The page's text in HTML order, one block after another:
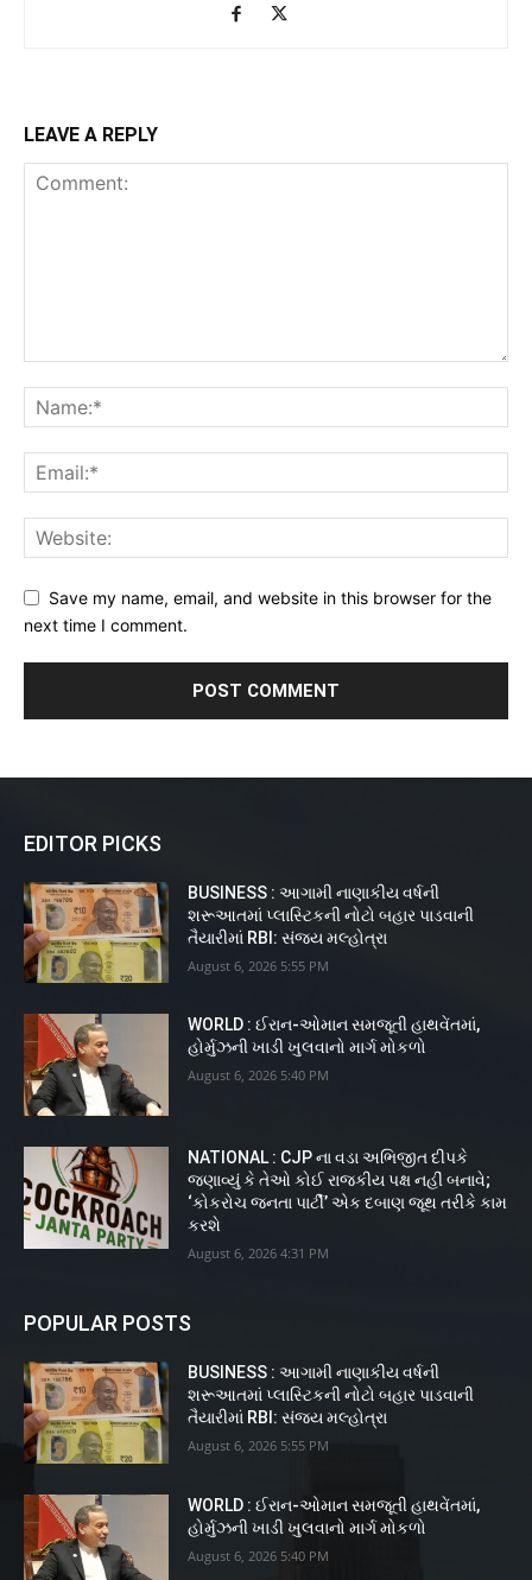
LEAVE A REPLY
Save my name, email, and website in this browser for the
next time I comment.
EDITOR PICKS
BUSINESS : આગામી નાણાકીય વર્ષની
શરૂઆતમાં પ્લાસ્ટિકની નોટો બહાર પાડવાની
તૈયારીમાં RBI: સંજય મલ્હોત્રા
August 6, 2026 5:55 PM
WORLD : ઈરાન-ઓમાન સમજૂતી હાથવેંતમાં,
હોર્મુઝની ખાડી ખુલવાનો માર્ગ મોકળો
August 6, 2026 5:40 PM
NATIONAL : CJP ના વડા અભિજીત દીપકે
જણાવ્યું કે તેઓ કોઈ રાજકીય પક્ષ નહીં બનાવે;
‘કોકરોચ જનતા પાર્ટી’ એક દબાણ જૂથ તરીકે કામ
કરશે
August 6, 2026 4:31 PM
POPULAR POSTS
BUSINESS : આગામી નાણાકીય વર્ષની
શરૂઆતમાં પ્લાસ્ટિકની નોટો બહાર પાડવાની
તૈયારીમાં RBI: સંજય મલ્હોત્રા
August 6, 2026 5:55 PM
WORLD : ઈરાન-ઓમાન સમજૂતી હાથવેંતમાં,
હોર્મુઝની ખાડી ખુલવાનો માર્ગ મોકળો
August 6, 2026 5:40 PM